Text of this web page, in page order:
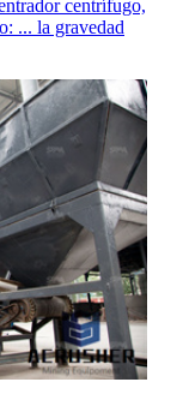
centrífugo,
... la gravedad